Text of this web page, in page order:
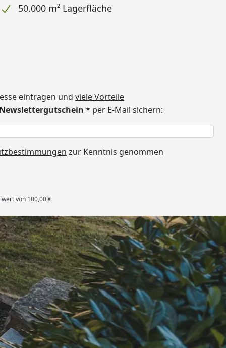
50.000 m² Lagerfläche
eintragen und viele Vorteile
* per E-Mail sichern:
zur Kenntnis genommen
von 100,00 €